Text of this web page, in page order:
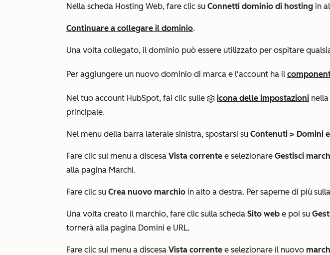
Nella scheda Hosting Web, fare clic su Connetti dominio di hosting in
Continuare a collegare il dominio.
Una volta collegato, il dominio può essere utilizzato per ospitare
Per aggiungere un nuovo dominio di marca e l'account ha il
Nel tuo account HubSpot, fai clic sulle icona delle impostazioni
principale.
Nel menu della barra laterale sinistra, spostarsi su Contenuti > Domini
Fare clic sul menu a discesa Vista corrente e selezionare Gestisci
alla pagina Marchi.
Fare clic su Crea nuovo marchio in alto a destra. Per saperne di più sulla
Una volta creato il marchio, fare clic sulla scheda Sito web e poi su
tornerà alla pagina Domini e URL.
Fare clic sul menu a discesa Vista corrente e selezionare il nuovo